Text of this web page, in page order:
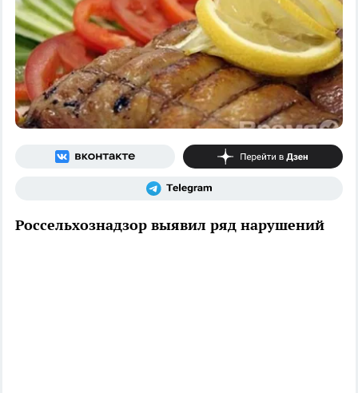
Россельхознадзор выявил ряд нарушений